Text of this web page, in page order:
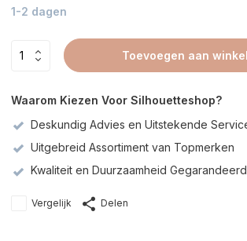
1-2 dagen
Toevoegen aan
Waarom Kiezen Voor Silhouetteshop?
Deskundig Advies en Uitstekende
Uitgebreid Assortiment van Topmerken
Kwaliteit en Duurzaamheid Gegarandeerd
Vergelijk Delen